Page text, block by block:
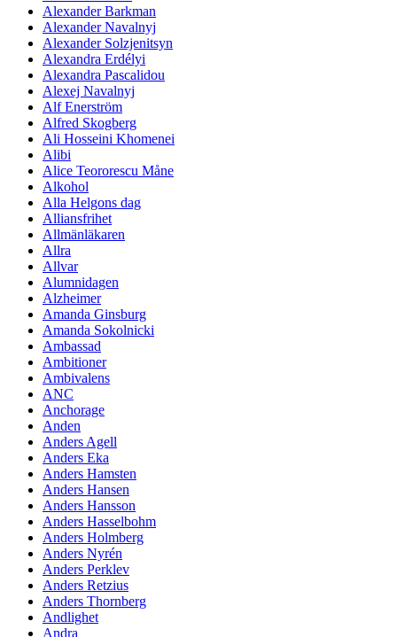
Alexander Barkman
Alexander Navalnyj
Alexander Solzjenitsyn
Alexandra Erdélyi
Alexandra Pascalidou
Alexej Navalnyj
Alf Enerström
Alfred Skogberg
Ali Hosseini Khomenei
Alibi
Alice Teororescu Måne
Alkohol
Alla Helgons dag
Alliansfrihet
Allmänläkaren
Allra
Allvar
Alumnidagen
Alzheimer
Amanda Ginsburg
Amanda Sokolnicki
Ambassad
Ambitioner
Ambivalens
ANC
Anchorage
Anden
Anders Agell
Anders Eka
Anders Hamsten
Anders Hansen
Anders Hansson
Anders Hasselbohm
Anders Holmberg
Anders Nyrén
Anders Perklev
Anders Retzius
Anders Thornberg
Andlighet
Andra